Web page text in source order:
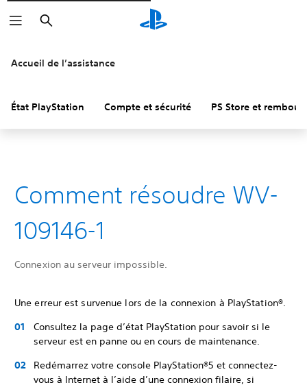
Rechercher
Accueil de l’assistance
État PlayStation Compte et sécurité PS Store et
Comment résoudre WV-
109146-1
Connexion au serveur impossible.
Une erreur est survenue lors de la connexion à PlayStation®.
Consultez la page d’état PlayStation pour savoir si le
serveur est en panne ou en cours de maintenance.
Redémarrez votre console PlayStation®5 et connectez-
vous à Internet à l’aide d’une connexion filaire, si